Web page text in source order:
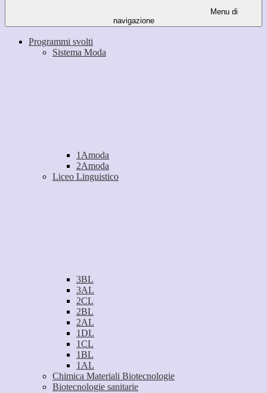
Menu di
navigazione
Programmi svolti
Sistema Moda
1Amoda
2Amoda
Liceo Linguistico
3BL
3AL
2CL
2BL
2AL
1DL
1CL
1BL
1AL
Chimica Materiali Biotecnologie
Biotecnologie sanitarie